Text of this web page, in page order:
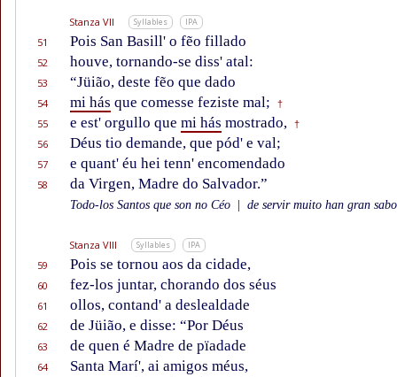
Stanza VII Syllables IPA
51 Pois San Basill' o fẽo fillado
52 houve, tornando-se diss' atal:
53 “Jüião, deste fẽo que dado
54 mi hás que comesse feziste mal; †
55 e est' orgullo que mi hás mostrado, †
56 Déus tio demande, que pód' e val;
57 e quant' éu hei tenn' encomendado
58 da Virgen, Madre do Salvador.”
Todo-los Santos que son no Céo de servir muito han gran
Stanza VIII Syllables IPA
59 Pois se tornou aos da cidade,
60 fez-los juntar, chorando dos séus
61 ollos, contand' a deslealdade
62 de Jüião, e disse: “Por Déus
63 de quen é Madre de pïadade
64 Santa Marí', ai amigos méus,